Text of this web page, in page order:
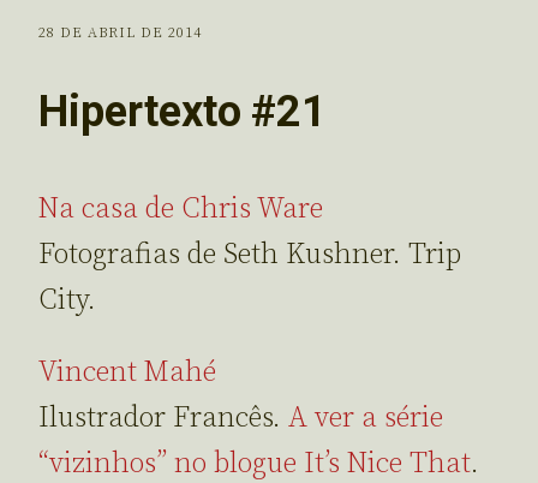
28 DE ABRIL DE 2014
Hipertexto #21
Na casa de Chris Ware
Fotografias de Seth Kushner. Trip
City.
Vincent Mahé
Ilustrador Francês. A ver a série
“vizinhos” no blogue It’s Nice That.